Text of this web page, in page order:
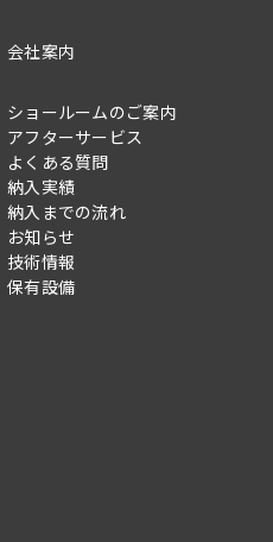
会社案内
ショールームのご案内
アフターサービス
よくある質問
納入実績
納入までの流れ
お知らせ
技術情報
保有設備